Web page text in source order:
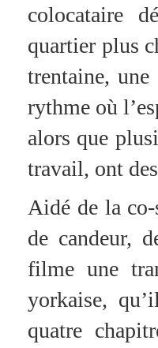
colocataire
quartier plus
trentaine,
rythme où
alors que
travail, ont
Aidé de la
de candeur,
filme une
yorkaise,
quatre